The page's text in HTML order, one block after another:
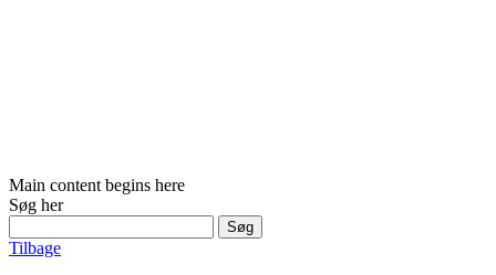
Main content begins here
Søg her
efter:
Tilbage